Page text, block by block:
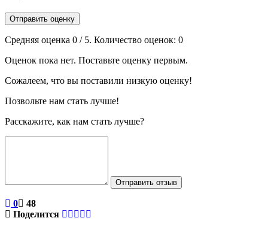
Отправить оценку
Средняя оценка 0 / 5. Количество оценок: 0
Оценок пока нет. Поставьте оценку первым.
Сожалеем, что вы поставили низкую оценку!
Позвольте нам стать лучше!
Расскажите, как нам стать лучше?
Отправить отзыв
0
48
Поделится